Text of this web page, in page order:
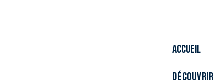
Accueil
Découvrir